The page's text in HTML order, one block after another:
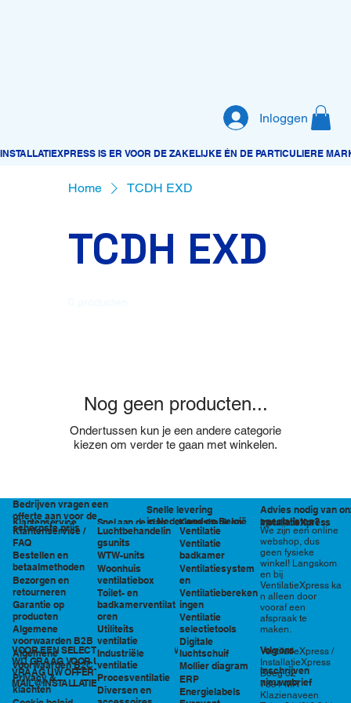
Inloggen
Home TCDH EXD
TCDH EXD
Nog geen producten...
Ondertussen kun je een andere categorie
kiezen om verder te gaan met winkelen.
Klantenservice
Klantenservice /
FAQ
Bestellen en
betaalmethoden
Bezorgen en
retourneren
Garantie op
producten
Algemene
voorwaarden B2B
Algemene
voorwaarden B2C
Privacy &
klachten
VOOR EEN SELECTIE EN PRIJSOPGAVE STAAN
WIJ GRAAG VOOR U KLAAR!
VRAAG UW OFFERTE AAN VIA
MAIL@INSTALLATIEXPRESS.NL
Bedrijven vragen een
offerte aan voor de
scherpste prijs
Snelle levering
in Nederland en België
Advies nodig van
specialisten?
Snel aan de slag
Luchtbehandelin
gsunits
WTW-units
Woonhuis
ventilatiebox
Toilet- en
badkamerventilat
oren
Utiliteits
ventilatie
Industriële
ventilatie
Procesventilatie
Diversen en
Kennisbank en
tools
Ventilatie
Ventilatie
badkamer
Ventilatiesystem
en
Ventilatiebereken
ingen
Ventilatie
selectietools
Digitale
luchtschuif
Mollier diagram
ERP
Energielabels
We zijn een online
webshop, dus
geen fysieke
winkel! Langskom
en bij
VentilatieXpress ka
n alleen door
vooraf een
afspraak te
maken.
VentilatieXpress /
InstallatieXpress
Boeg 32
7891 MR
Klazienaveen
InstallatieXpress
Volg ons
Inschrijven
nieuwsbrief